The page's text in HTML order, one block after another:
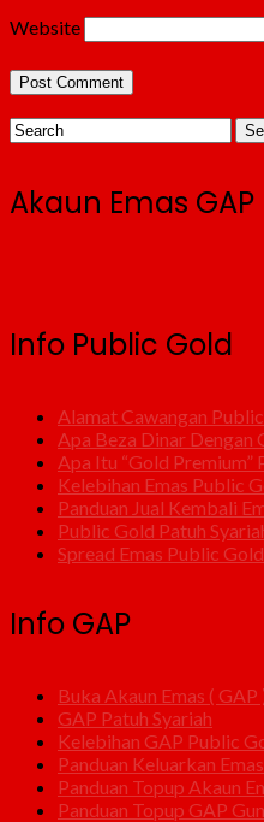
Website
Akaun Emas GAP
Info Public Gold
Alamat Cawangan
Apa Beza Dinar Dengan
Apa Itu “Gold Premium”
Kelebihan Emas Public
Panduan Jual Kembali
Public Gold Patuh
Spread Emas Public Gold
Info GAP
Buka Akaun Emas ( GAP
GAP Patuh Syariah
Kelebihan GAP Public
Panduan Keluarkan
Panduan Topup Akaun
Panduan Topup GAP